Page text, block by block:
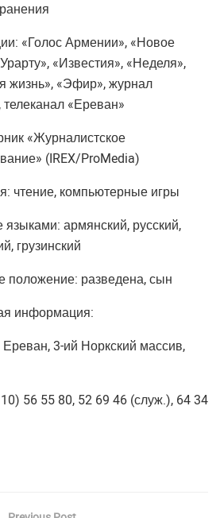
«Голос Армении», «Новое
«Известия», «Неделя»,
жизнь», «Эфир», журнал
телеканал «Ереван»
«Журналистское
(IREX/ProMedia)
чтение, компьютерные игры
языками: армянский, русский,
грузинский
положение: разведена, сын
информация:
3-ий Норкский массив,
56 55 80, 52 69 46 (служ.), 64 34